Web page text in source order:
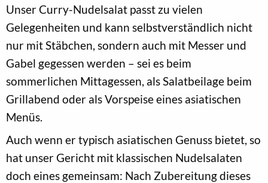
Unser Curry-Nudelsalat passt zu vielen
Gelegenheiten und kann selbstverständlich nicht
nur mit Stäbchen, sondern auch mit Messer und
Gabel gegessen werden – sei es beim
sommerlichen Mittagessen, als Salatbeilage beim
Grillabend oder als Vorspeise eines asiatischen
Menüs.
Auch wenn er typisch asiatischen Genuss bietet, so
hat unser Gericht mit klassischen Nudelsalaten
doch eines gemeinsam: Nach Zubereitung dieses